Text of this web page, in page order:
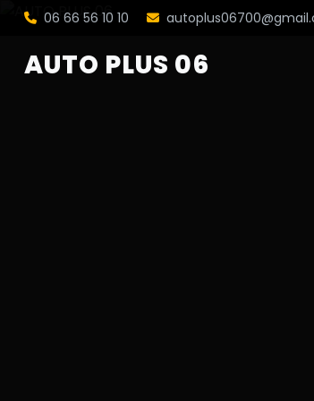
06 66 56 10 10
AUTO PLUS 06